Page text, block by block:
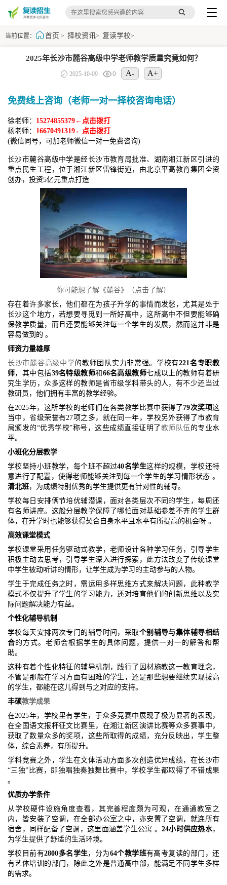
当前位置： 首页 > 择校资讯> 复读学校>
2025年长沙市麓谷高级中学老师教学质量究竟如何？
2025-10-09 0 A- A+
免费线上咨询（老师一对一择校咨询电话）
徐老师： 15274855379←点击拨打
杨老师： 16670491319←点击拨打
(微信同号，可加老师微信一对一免费咨询)
长沙市麓谷高级中学是经长沙市教育局批准、湖南湘江新区引进的
重点民生工程，位于湘江新区雷锋街道，由北京平高教育集团全资
创办，投资5亿元重点打造
你可能想了解《麓谷》（点击了解）
存在着许多家长，他们都在为孩子升学的事情而发愁，尤其是处于
长沙这个地方，若想要寻觅到一所好高中，这所高中不但要能够确
保教学质量，而且还要能够关注每一个学生的发展，然而这并非是
容易做到的 。
师资力量雄厚
长沙市麓谷高级中学的教师团队实力非常强。学校有221名专职教
师，其中包括39名特级教师和 66名高级教师七成以上的教师有着研
究生学历，众多这样的教师是省市级学科带头的人，有不少还当过
教研员，他们拥有丰富的教学经验。
在2025年，这所学校的老师们在各类教学比赛中获得了79次奖项这
当中，省级荣誉有27项之多，就在同一年，学校另外获得了市教育
局颁发的“优秀学校”称号，这些成绩直接证明了教师队伍 的专业水
平。
小班化分层教学
学校坚持小班教学，每个班不超过40名学生这样的规模，学校还特
意进行了配置，使得老师能够关注到每一个学生的学习情形状态 。
清北班，为成绩特别优秀的学生提供更有针对性的辅导。
学校每日安排俩节培优辅潜课，面对各类层次不同的学生，每周还
有名师讲座。这般分层教学保障了哪怕面对基础参差不齐的学生群
体，在升学时也能够获得契合自身水平且水平有所提高的机会呀 。
高效课堂模式
学校课堂采用任务驱动式教学，老师设计各种学习任务，引导学生
积极主动去思考，引导学生深入进行探索，此方法改变了传统课堂
中学生被动听讲的情形，让学生成为学习的主动参与的人物。
学生于完成任务之时，需运用多样思维方式来解决问题，此种教学
模式不仅提升了学生的学习能力，还对培育他们的创新思维以及实
际问题解决能力有益。
个性化辅导机制
学校每天安排两次专门的辅导时间，采取个别辅导与集体辅导相结
合的方式。老师会根据学生的具体问题，提供一对一的解答和帮
助。
这种有着个性化特征的辅导机制，践行了因材施教这一教育理念，
不管是那般在学习方面有困难的学生，还是那些想要继续实现拔高
的学生，都能在这儿得到与之对应的支持。
丰硕教学成果
在2025年，学校里有学生，于众多竞赛中展现了极为显著的表现，
在全国语文报杯征文比赛里，在湘江新区演讲比赛等众多赛事中，
获取了数量众多的奖项，这些所取得的成绩，充分反映出，学生整
体，综合素养，有所提升。
学科竞赛之外，学生在文体活动方面多次创造优异成绩，在长沙市
“三独”比赛，即独唱独奏独舞比赛中，学校学生都取得了不错成果
。
优质办学条件
从学校硬件设施角度查看，其完善程度颇为可观，在通通教室之
内，皆安装了空调，在全部办公室之中，亦安置了空调，就连所有
宿舍，同样配备了空调，这里面涵盖学生公寓 。24小时供应热水，
为学生提供了舒适的生活环境。
学校目前有2800多名学生，分为64个教学班有高考复读的部门，还
有艺体培训的部门，除此之外是普通高中部，能满足不同学生多样
的需求。